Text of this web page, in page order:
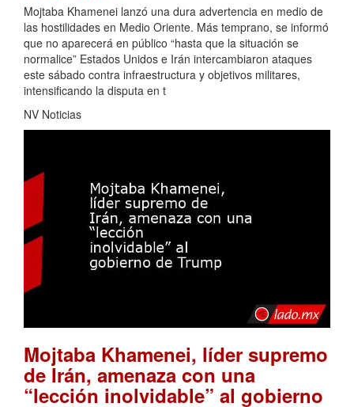
Mojtaba Khamenei lanzó una dura advertencia en medio de
las hostilidades en Medio Oriente. Más temprano, se informó
que no aparecerá en público “hasta que la situación se
normalice” Estados Unidos e Irán intercambiaron ataques
este sábado contra infraestructura y objetivos militares,
intensificando la disputa en t
NV Noticias
Mojtaba Khamenei, líder supremo
de Irán, amenaza con una
“lección inolvidable” al gobierno